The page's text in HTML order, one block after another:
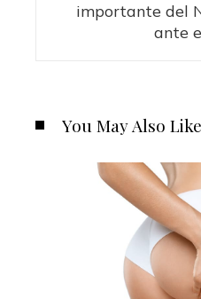
importante del
ante
You May Also Like